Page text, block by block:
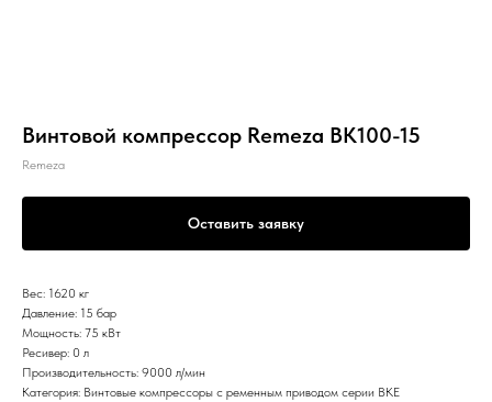
Винтовой компрессор Remeza ВК100-15
Remeza
Оставить заявку
Вес: 1620 кг
Давление: 15 бар
Мощность: 75 кВт
Ресивер: 0 л
Производительность: 9000 л/мин
Категория: Винтовые компрессоры с ременным приводом серии ВКЕ